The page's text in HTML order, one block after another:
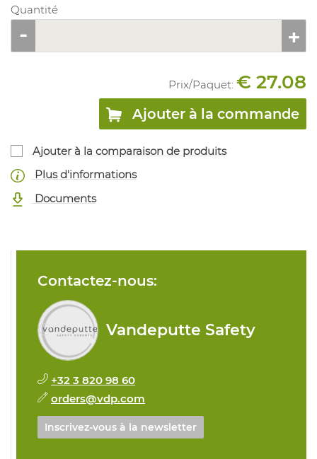
Quantité
Prix/Paquet: € 27.08
Ajouter à la commande
Ajouter à la comparaison de produits
Plus d'informations
Documents
Contactez-nous:
Vandeputte Safety
+32 3 820 98 60
orders@vdp.com
Inscrivez-vous à la newsletter